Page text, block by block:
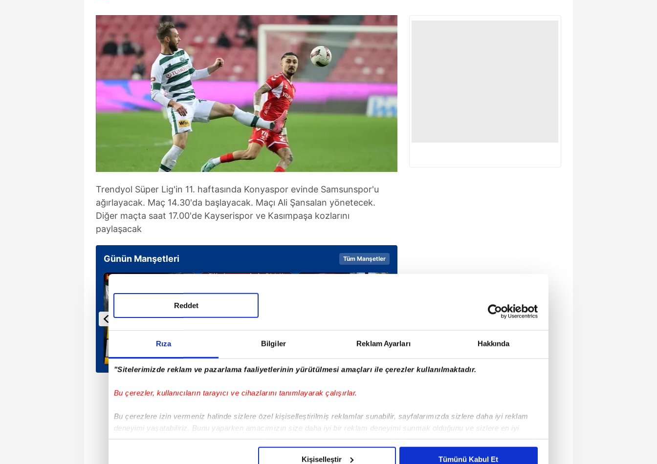
Rıza Bilgiler Reklam Ayarları Hakkında
"Sitelerimizde reklam ve pazarlama faaliyetlerinin yürütülmesi amaçları ile çerezler kullanılmaktadır.
Bu çerezler, kullanıcıların tarayıcı ve cihazlarını tanımlayarak çalışırlar.
Bu çerezlere izin vermeniz halinde sizlere özel kişiselleştirilmiş reklamlar sunabilir, sayfalarımızda sizlere daha iyi reklam
deneyimi yaşatabiliriz. Bunu yaparken amacımızın size daha iyi bir reklam deneyimi sunmak olduğunu ve sizlere en iyi
içerikleri sunabilmek adına elimizden gelen çabayı gösterdiğimizi ve bu noktada, reklamların maliyetlerimizi karşılamak
Reddet
Kişiselleştir Tümünü Kabul Et
Trendyol Süper Lig'in 11. haftasında Konyaspor evinde Samsunspor'u
ağırlayacak. Maç 14.30'da başlayacak. Maçı Ali Şansalan yönetecek.
Diğer maçta saat 17.00'de Kayserispor ve Kasımpaşa kozlarını
paylaşacak
Günün Manşetleri Tüm Manşetler